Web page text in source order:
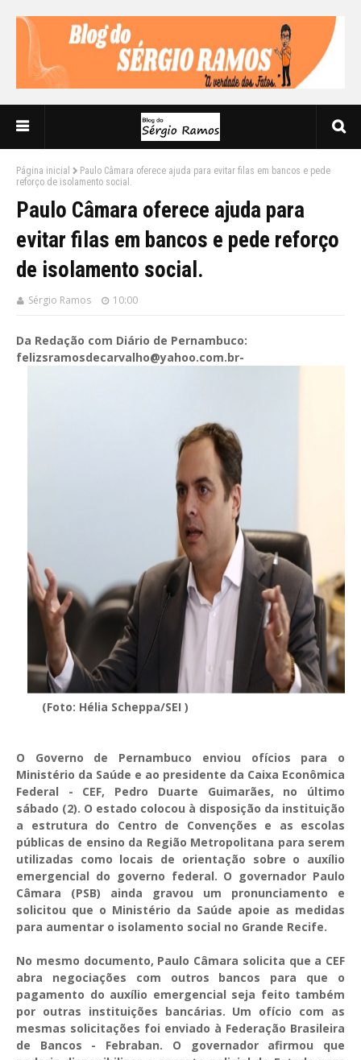
Página inicial
Paulo Câmara oferece ajuda para evitar filas em bancos e pede
reforço de isolamento social.
Paulo Câmara oferece ajuda para
evitar filas em bancos e pede reforço
de isolamento social.
Sérgio Ramos 10:00
Da Redação com Diário de Pernambuco:
felizsramosdecarvalho@yahoo.com.br-
(Foto: Hélia Scheppa/SEI )
O Governo de Pernambuco enviou ofícios para o
Ministério da Saúde e ao presidente da Caixa Econômica
Federal - CEF, Pedro Duarte Guimarães, no último
sábado (2). O estado colocou à disposição da instituição
a estrutura do Centro de Convenções e as escolas
públicas de ensino da Região Metropolitana para serem
utilizadas como locais de orientação sobre o auxílio
emergencial do governo federal. O governador Paulo
Câmara (PSB) ainda gravou um pronunciamento e
solicitou que o Ministério da Saúde apoie as medidas
para aumentar o isolamento social no Grande Recife.
No mesmo documento, Paulo Câmara solicita que a CEF
abra negociações com outros bancos para que o
pagamento do auxílio emergencial seja feito também
por outras instituições bancárias. Um ofício com as
mesmas solicitações foi enviado à Federação Brasileira
de Bancos - Febraban. O governador afirmou que